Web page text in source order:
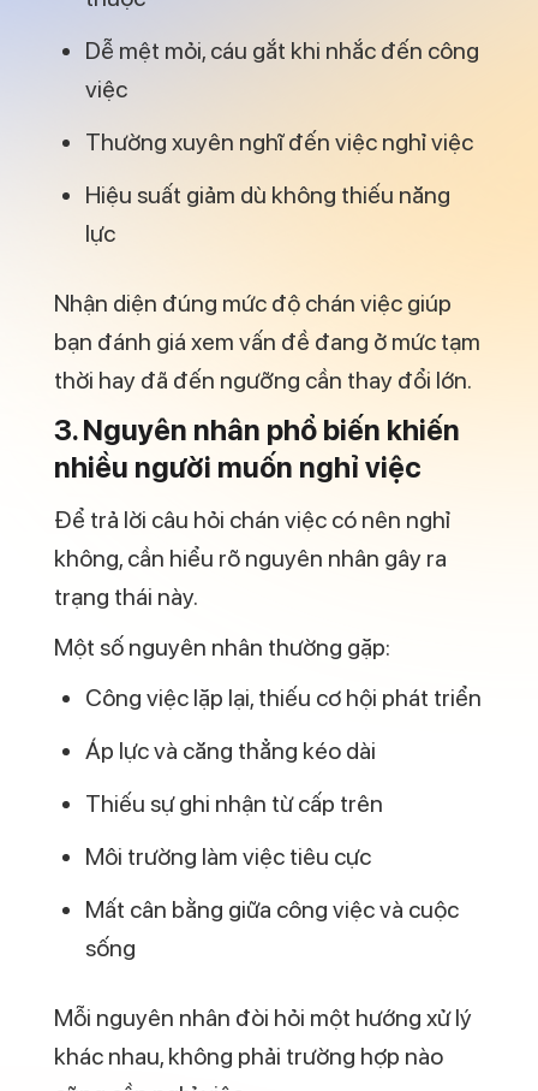
Dễ mệt mỏi, cáu gắt khi nhắc đến công
việc
Thường xuyên nghĩ đến việc nghỉ việc
Hiệu suất giảm dù không thiếu năng
lực
bạn đánh giá xem vấn đề đang ở mức tạm
thời hay đã đến ngưỡng cần thay đổi lớn.
3. Nguyên nhân phổ biến khiến
nhiều người muốn nghỉ việc
Để trả lời câu hỏi chán việc có nên nghỉ
không, cần hiểu rõ nguyên nhân gây ra
trạng thái này.
Một số nguyên nhân thường gặp:
Công việc lặp lại, thiếu cơ hội phát triển
Áp lực và căng thẳng kéo dài
Thiếu sự ghi nhận từ cấp trên
Môi trường làm việc tiêu cực
Mất cân bằng giữa công việc và cuộc
sống
khác nhau, không phải trường hợp nào
cũng cần nghỉ việc.